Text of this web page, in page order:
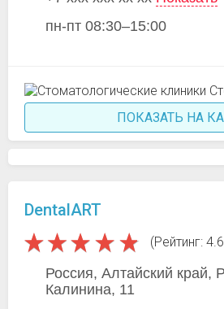
пн-пт 08:30–15:00
ПОКАЗАТЬ НА
DentalART
(Рейтинг:
Россия, Алтайский край,
Калинина, 11